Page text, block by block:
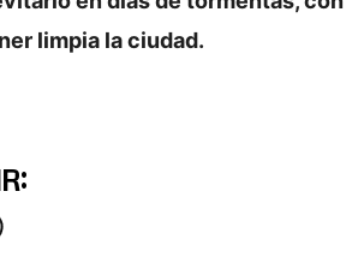
limpia la ciudad.